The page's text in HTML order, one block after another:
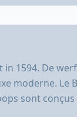
1594. De
moderne. Le
sont